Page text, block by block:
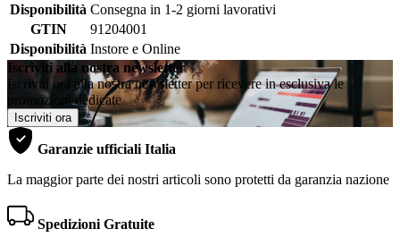
Disponibilità Consegna in 1-2 giorni lavorativi
GTIN
91204001
Disponibilità Instore e Online
Iscriviti alla nostra newsletter
Iscriviti ora alla nostra newsletter per ricevere in esclusiva le
promozioni dedicate
Iscriviti ora
Garanzie ufficiali Italia
La maggior parte dei nostri articoli sono protetti da garanzia nazione
Spedizioni Gratuite